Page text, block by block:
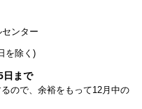
ンター
を除く)
日まで
ので、余裕をもって12月中の